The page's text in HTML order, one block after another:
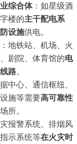
综合体：如星级酒
楼的主干配电系
设施供电。
：地铁站、机场、火
剧院、体育馆的电
路。
中心、通信枢纽、
施等需要高可靠性
所。
报警系统、排烟风
示系统等在火灾时